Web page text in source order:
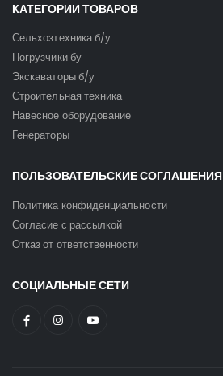
КАТЕГОРИИ ТОВАРОВ
Сельхозтехника б/у
Погрузчики бу
Экскаваторы б/у
Строительная техника
Навесное оборудование
Генераторы
ПОЛЬЗОВАТЕЛЬСКИЕ СОГЛАШЕНИЯ
Политика конфиденциальности
Согласие с рассылкой
Отказ от ответственности
СОЦИАЛЬНЫЕ СЕТИ